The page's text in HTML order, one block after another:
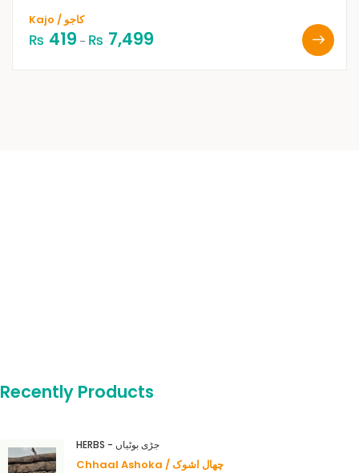
Kajo / کاجو
₨ 419 – ₨ 7,499
Recently Products
HERBS - جڑی بوٹیاں
Chhaal Ashoka / چھال اشوک